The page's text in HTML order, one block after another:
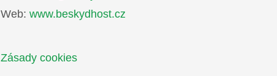
Web: www.beskydhost.cz
Zásady cookies